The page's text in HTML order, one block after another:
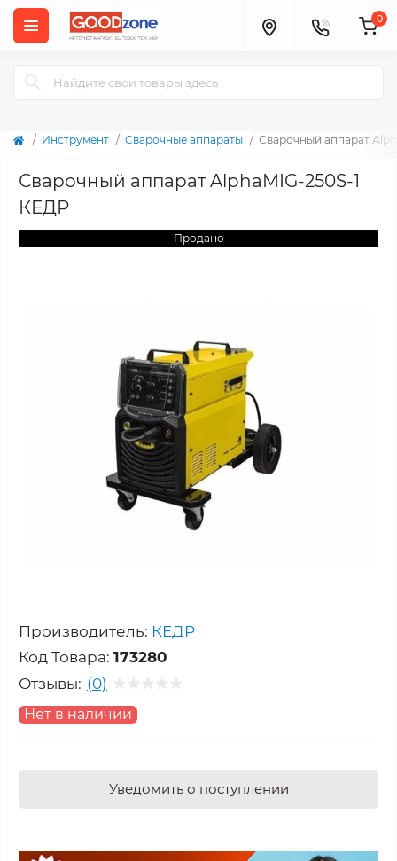
0
Инструмент Сварочные аппараты Сварочный аппарат
Сварочный аппарат AlphaMIG-250S-1
КЕДР
Продано
Производитель: КЕДР
Код Товара: 173280
Отзывы: (0)
Нет в наличии
Уведомить о поступлении